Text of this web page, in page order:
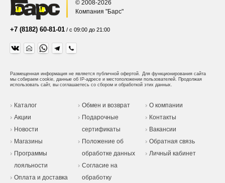
© 2008-2026
Компания "Барс"
+7 (8182) 60-81-01 / с 09:00 до 21:00
Размещенная информация не является публичной офертой. Для функционирования сайта
мы собираем cookie, данные об IP-адресе и местоположении пользователей. Продолжая
использовать сайт, вы соглашаетесь со сбором и обработкой этих данных.
Каталог
Акции
Новости
Магазины
Программы
лояльности
Оплата и доставка
Обмен и возврат
Подарочные
сертификаты
Положение об
обработке данных
Согласие на
обработку
О компании
Контакты
Вакансии
Обратная связь
Личный кабинет